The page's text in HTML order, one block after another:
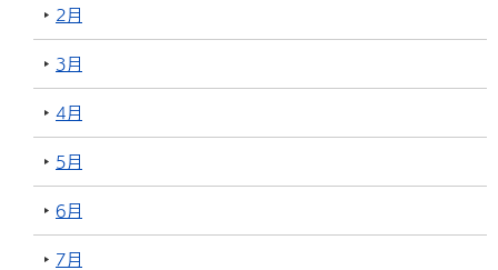
2月
3月
4月
5月
6月
7月